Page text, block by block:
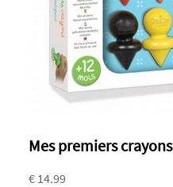
Mes premiers crayons
€ 14.99